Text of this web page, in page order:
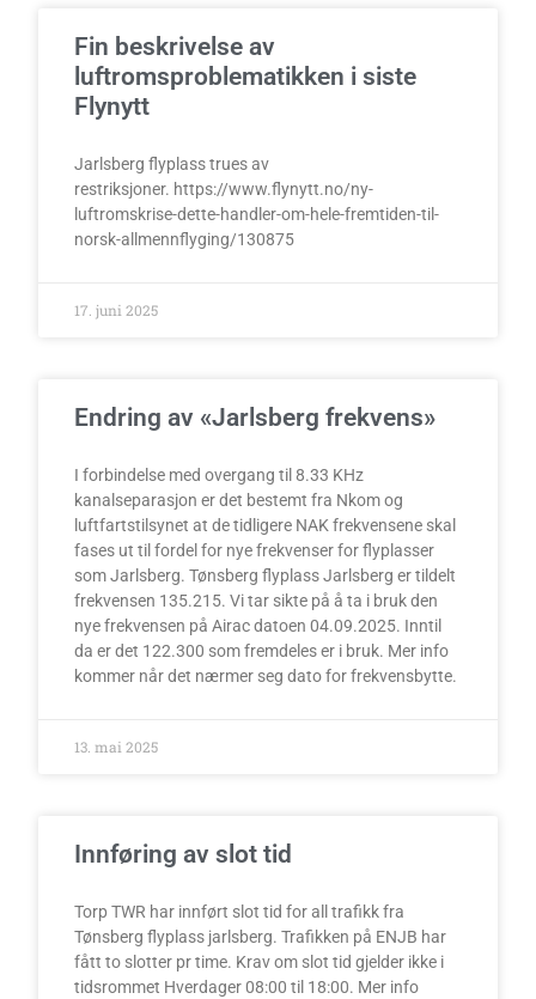
Fin beskrivelse av
luftromsproblematikken i siste
Flynytt
Jarlsberg flyplass trues av
restriksjoner. https://www.flynytt.no/ny-
luftromskrise-dette-handler-om-hele-fremtiden-til-
norsk-allmennflyging/130875
17. juni 2025
Endring av «Jarlsberg frekvens»
I forbindelse med overgang til 8.33 KHz
kanalseparasjon er det bestemt fra Nkom og
luftfartstilsynet at de tidligere NAK frekvensene skal
fases ut til fordel for nye frekvenser for flyplasser
som Jarlsberg. Tønsberg flyplass Jarlsberg er tildelt
frekvensen 135.215. Vi tar sikte på å ta i bruk den
nye frekvensen på Airac datoen 04.09.2025. Inntil
da er det 122.300 som fremdeles er i bruk. Mer info
kommer når det nærmer seg dato for frekvensbytte.
13. mai 2025
Innføring av slot tid
Torp TWR har innført slot tid for all trafikk fra
Tønsberg flyplass jarlsberg. Trafikken på ENJB har
fått to slotter pr time. Krav om slot tid gjelder ikke i
tidsrommet Hverdager 08:00 til 18:00. Mer info